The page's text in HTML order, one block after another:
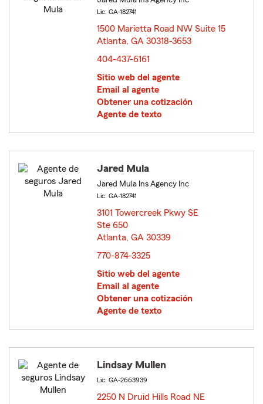
Lic: GA-182741
1500 Marietta Road NW Suite 15
Atlanta, GA 30318-3653
404-437-6161
Sitio web del agente
Email al agente
Obtener una cotización
Agente de texto
Jared Mula
Jared Mula Ins Agency Inc
Lic: GA-182741
3101 Towercreek Pkwy SE
Ste 650
Atlanta, GA 30339
770-874-3325
Sitio web del agente
Email al agente
Obtener una cotización
Agente de texto
Lindsay Mullen
Lic: GA-2663939
2250 N Druid Hills Road NE